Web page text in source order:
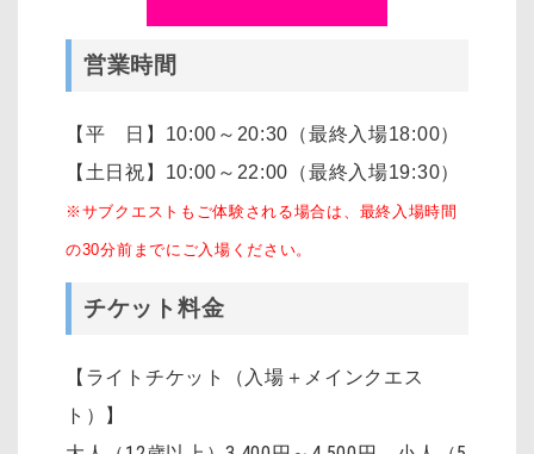
営業時間
【平 日】10:00～20:30（最終入場18:00）
【土日祝】10:00～22:00（最終入場19:30）
※サブクエストもご体験される場合は、最終入場時間
の30分前までにご入場ください。
チケット料金
【ライトチケット（入場＋メインクエス
ト）】